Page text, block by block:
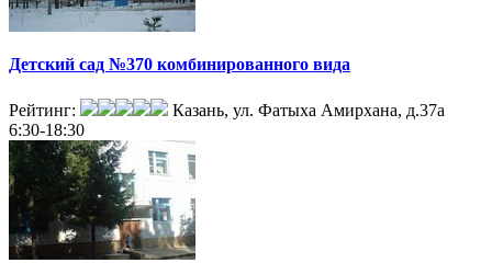
Детский сад №370 комбинированного вида
Рейтинг:
Казань, ул. Фатыха Амирхана, д.37а
6:30-18:30